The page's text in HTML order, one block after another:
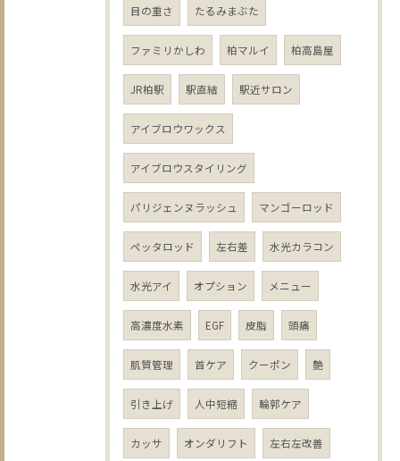
目の重さ たるみまぶた
ファミリかしわ 柏マルイ 柏高島屋
JR柏駅 駅直結 駅近サロン
アイブロウワックス
アイブロウスタイリング
パリジェンヌラッシュ マンゴーロッド
ペッタロッド 左右差 水光カラコン
水光アイ オプション メニュー
高濃度水素 EGF 皮脂 頭痛
肌質管理 首ケア クーポン 艶
引き上げ 人中短縮 輪郭ケア
カッサ オンダリフト 左右左改善